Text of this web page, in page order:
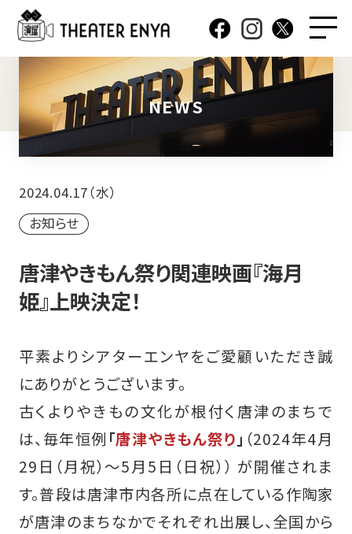
NEWS
2024.04.17（水）
お知らせ
唐津やきもん祭り関連映画『海月
姫』上映決定！
平素よりシアターエンヤをご愛顧いただき誠
にありがとうございます。
古くよりやきもの文化が根付く唐津のまちで
は、毎年恒例 「唐津やきもん祭り 」 （2024年4月
29日（月祝）～5月5日（日祝）） が開催されま
す。普段は唐津市内各所に点在している作陶家
が唐津のまちなかでそれぞれ出展し、全国から